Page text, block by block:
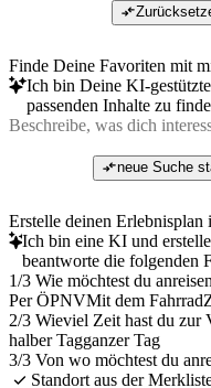
Finde Deine Favoriten mit
Ich bin Deine KI-
passenden Inhalte zu
neue Suche
Erstelle deinen Erlebnisplan
Ich bin eine KI und
beantworte die folgenden
1/3 Wie möchtest du
Per ÖPNVMit dem Fahrrad
2/3 Wieviel Zeit hast du zur
halber Tagganzer Tag
3/3 Von wo möchtest du
Standort aus der